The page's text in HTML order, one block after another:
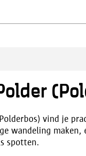
vind je
wandeling
spotten.